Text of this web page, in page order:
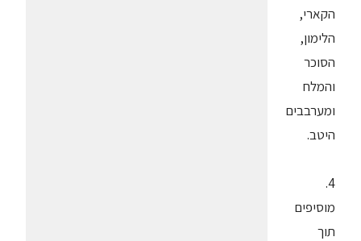
הקארי,
הלימון,
הסוכר
והמלח
ומערבבים
היטב.
4.
מוסיפים
תוך